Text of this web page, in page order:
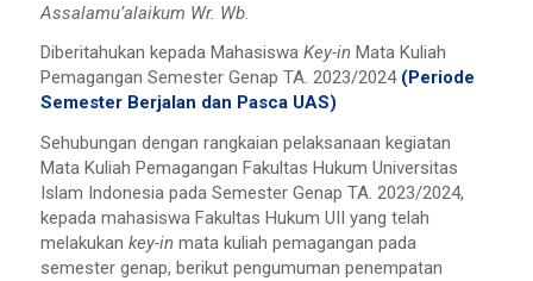
Assalamu’alaikum Wr. Wb.
Diberitahukan kepada Mahasiswa Key-in Mata Kuliah
Pemagangan Semester Genap TA. 2023/2024 (Periode
Semester Berjalan dan Pasca UAS)
Sehubungan dengan rangkaian pelaksanaan kegiatan
Mata Kuliah Pemagangan Fakultas Hukum Universitas
Islam Indonesia pada Semester Genap TA. 2023/2024,
kepada mahasiswa Fakultas Hukum UII yang telah
melakukan key-in mata kuliah pemagangan pada
semester genap, berikut pengumuman penempatan